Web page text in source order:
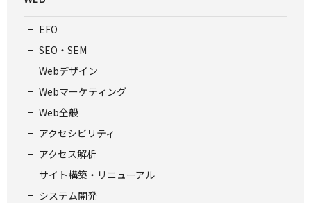
EFO
SEO・SEM
Webデザイン
Webマーケティング
Web全般
アクセシビリティ
アクセス解析
サイト構築・リニューアル
システム開発